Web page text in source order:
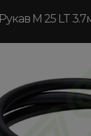
Рукав M 25 LT